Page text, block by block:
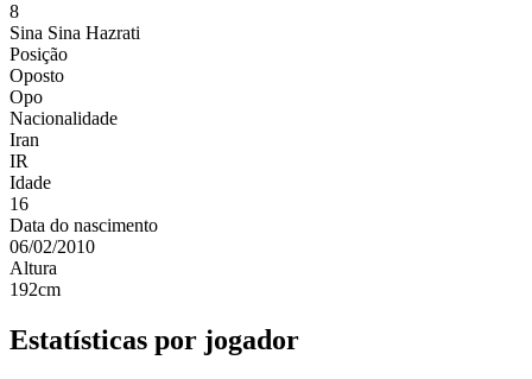
8
Sina Sina Hazrati
Posição
Oposto
Opo
Nacionalidade
Iran
IR
Idade
16
Data do nascimento
06/02/2010
Altura
192cm
Estatísticas por jogador